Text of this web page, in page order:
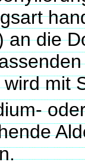
an die
mit